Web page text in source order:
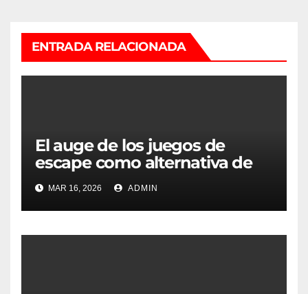
ENTRADA RELACIONADA
El auge de los juegos de
escape como alternativa de
ocio preferente en Madrid
para grupos y empresas
MAR 16, 2026 ADMIN